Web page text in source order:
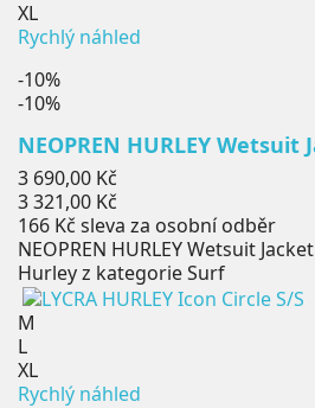
XL
Rychlý náhled
-10%
-10%
NEOPREN HURLEY Wetsuit
Běžná
cena
3 690,00 Kč
Cena
3 321,00 Kč
166 Kč sleva za osobní odběr
NEOPREN HURLEY Wetsuit
Hurley z kategorie Surf
M
L
XL
Rychlý náhled